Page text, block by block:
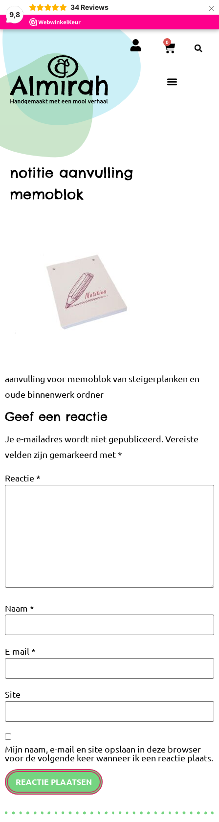
9,8
34 Reviews ×
0
notitie aanvulling
memoblok
aanvulling voor memoblok van steigerplanken en
oude binnenwerk ordner
Geef een reactie
Je e-mailadres wordt niet gepubliceerd. Vereiste
velden zijn gemarkeerd met*
Reactie *
Naam *
E-mail *
Site
Mijn naam, e-mail en site opslaan in deze browser
voor de volgende keer wanneer ik een reactie plaats.